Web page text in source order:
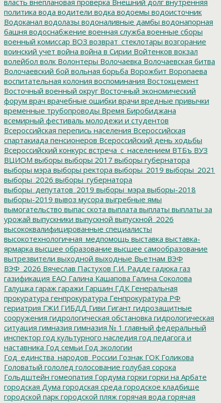
политика вода водители водка водоемы водоисточник
Водоканал водолазы водоналивные дамбы водонапорная
башня водоснабжение военная служба военные сборы
военный комиссар ВОЗ возврат_стеклотары возгорание
воинский учет война война в Сирии Войтенков вокзал
волейбол волк Волонтеры Волочаевка Волочаевская битва
Волочаевский бой вольная борьба Ворожбит Воропаева
воспитательная колония воспоминания Востокцемент
Восточный военный округ Восточный экономический
форум врач врачебные ошибки врачи вредные привычки
временные трубопроводы Время Биробиджана
всемирный фестиваль молодежи и студентов
Всероссийская перепись населения Всероссийская
спартакиада пенсионеров Всероссийский день ходьбы
Всероссийский конкурс встреча_с_населением ВТБъ ВУЗ
ВЦИОМ выборы выборы 2017 выборы губернатора
выборы мэра выборы ректора выборы_2019 выборы_2021
выборы_2026 выборы_губернатора
выборы_депутатов_2019 выборы_мэра выборы-2018
выборы-2019 вывоз мусора выгребные ямы
вымогательство выпас скота выплата выплаты выплаты за
урожай выпускники выпускной выпускной_2026
высококвалифицированные специалисты
высокотехнологичная_медпомощь выставка выставка-
ярмарка высшее образование высшее самообразование
вытрезвители выходной выходные Вьетнам ВЭФ
ВЭФ_2026 Вячеслав Пастухов Г.И. Радде гадюка газ
газификация ЕАО Галина Кашапова Галина Соколова
Галушка гараж гаражи Гаршин ГДК Генеральная
прокуратура генпрокуратура Генпрокуратура РФ
гериатрия ГЖИ ГИБДД Гиви Гигант гидрозащитные
сооружения гидрологическая обстановка гидрологическая
ситуация гимназия гимназия № 1 главный федеральный
инспектор год культурного наследия год педагога и
наставника Год семьи Год экологии
Год_единства_народов_России Гознак ГОК Голикова
Головатый гололед голосование голубая сорока
Гольдштейн гомеопатия Гордума горки горки на Арбате
городская Дума городская среда городское кладбище
городской парк городской пляж горячая вода горячая